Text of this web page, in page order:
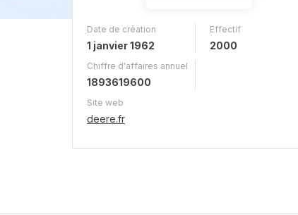
Date de création
1 janvier 1962
Effectif
2000
Chiffre d'affaires annuel
1893619600
Site web
deere.fr